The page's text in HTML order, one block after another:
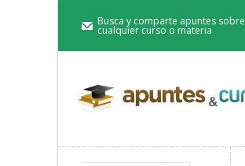
Busca y comparte apuntes sobre
cualquier curso o materia